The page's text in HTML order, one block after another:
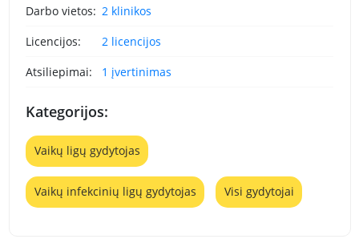
Darbo vietos: 2 klinikos
Licencijos:
2 licencijos
Atsiliepimai:
1 įvertinimas
Kategorijos:
Vaikų ligų gydytojas
Vaikų infekcinių ligų gydytojas Visi gydytojai